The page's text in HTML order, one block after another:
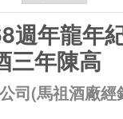
週年龍年
三年陳高
司(馬祖酒廠經